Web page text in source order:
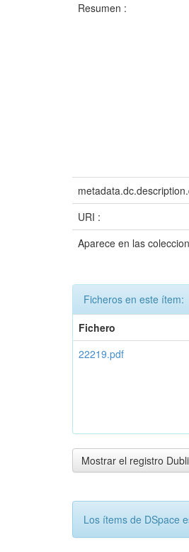
Resumen :
URI :
Aparece en las
Ficheros en este ítem:
Fichero
22219.pdf
Mostrar el registro
Los ítems de DSpace